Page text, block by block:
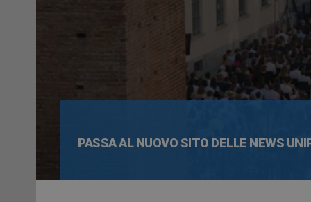
PASSA AL NUOVO SITO DELLE NEWS